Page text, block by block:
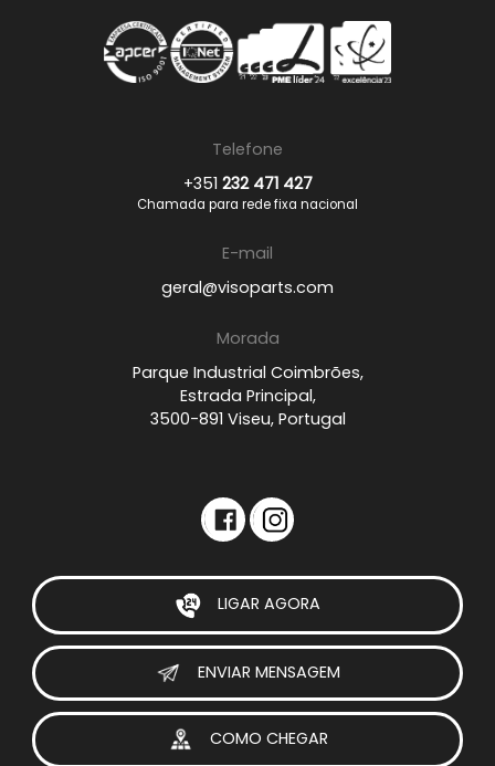
Telefone
+351 232 471 427
Chamada para rede fixa nacional
E-mail
geral@visoparts.com
Morada
Parque Industrial Coimbrões,
Estrada Principal,
3500-891 Viseu, Portugal
LIGAR AGORA
ENVIAR MENSAGEM
COMO CHEGAR